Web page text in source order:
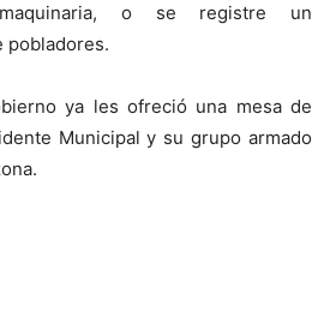
o se registre un
pobladores.
ya les ofreció una mesa de
Municipal y su grupo armado